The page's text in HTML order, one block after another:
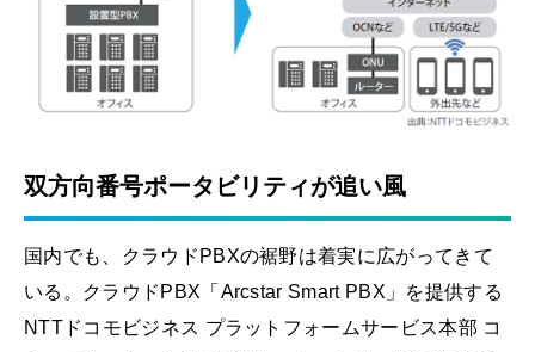
双方向番号ポータビリティが追い風
国内でも、クラウドPBXの裾野は着実に広がってきて
いる。クラウドPBX「Arcstar Smart PBX」を提供する
NTTドコモビジネス プラットフォームサービス本部 コ